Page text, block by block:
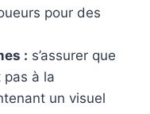
pour des
: s’assurer que
pas à la
un visuel